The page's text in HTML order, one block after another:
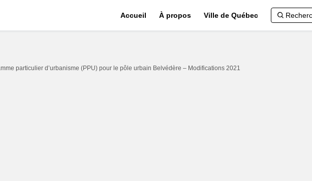
Accueil À propos Ville de Québec
particulier d’urbanisme (PPU) pour le pôle urbain Belvédère – Modifications 2021